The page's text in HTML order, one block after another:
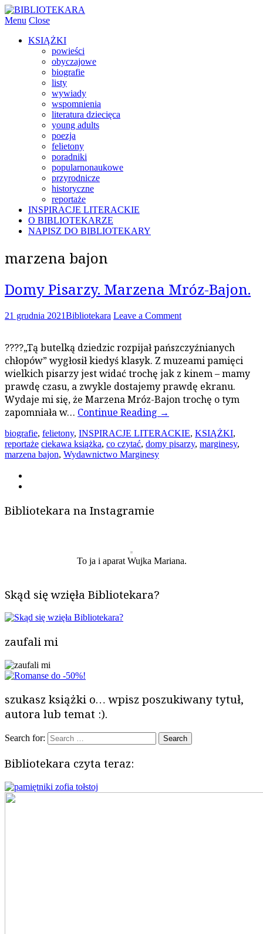
Menu Close
KSIĄŻKI
powieści
obyczajowe
biografie
listy
wywiady
wspomnienia
literatura dziecięca
young adults
poezja
felietony
poradniki
popularnonaukowe
przyrodnicze
historyczne
reportaże
INSPIRACJE LITERACKIE
O BIBLIOTEKARZE
NAPISZ DO BIBLIOTEKARY
marzena bajon
Domy Pisarzy. Marzena Mróz-Bajon.
21 grudnia 2021Bibliotekara Leave a Comment
??‍??„Tą butelką dziedzic rozpijał pańszczyźnianych
chłopów” wygłosił kiedyś klasyk. Z muzeami pamięci
wielkich pisarzy jest widać trochę jak z kinem – mamy
prawdę czasu, a zwykle dostajemy prawdę ekranu.
Wydaje mi się, że Marzena Mróz-Bajon trochę o tym
zapomniała w… Continue Reading →
biografie, felietony, INSPIRACJE LITERACKIE, KSIĄŻKI,
reportaże ciekawa książka, co czytać, domy pisarzy, marginesy,
marzena bajon, Wydawnictwo Marginesy
Bibliotekara na Instagramie
To ja i aparat Wujka Mariana.
Skąd się wzięła Bibliotekara?
zaufali mi
szukasz książki o… wpisz poszukiwany tytuł,
autora lub temat :).
Search for:
Bibliotekara czyta teraz: